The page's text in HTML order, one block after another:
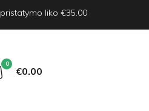
liko €35.00
0
€0 00